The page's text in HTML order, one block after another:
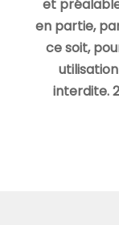
et
en partie,
ce soit,
interdite.